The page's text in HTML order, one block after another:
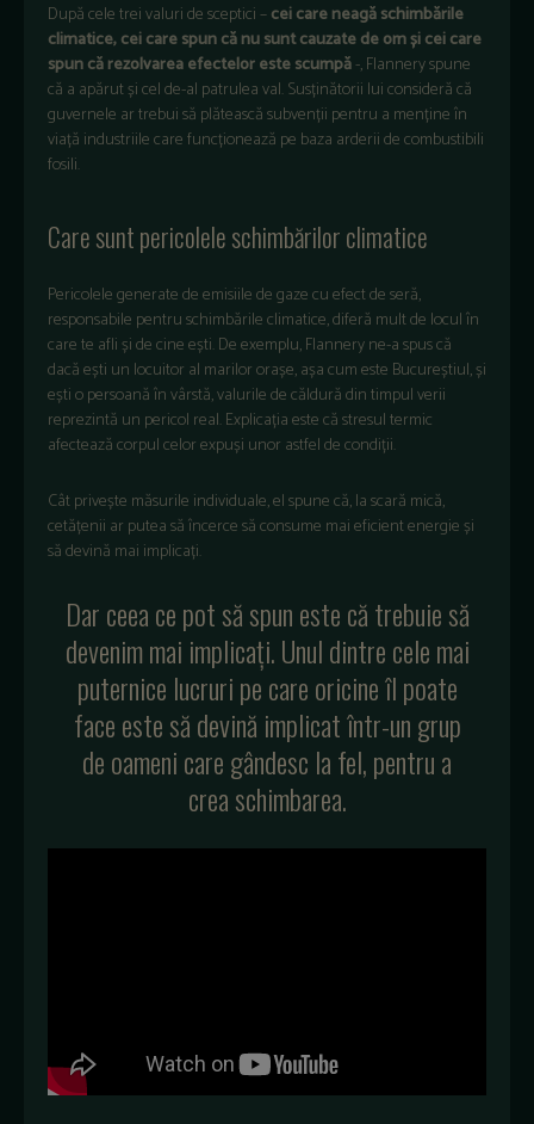
După cele trei valuri de sceptici –cei care neagă schimbările
climatice, cei care spun că nu sunt cauzate de om și cei care
spun că rezolvarea efectelor este scumpă-, Flannery spune
că a apărut și cel de-al patrulea val. Susținătorii lui consideră că
guvernele ar trebui să plătească subvenții pentru a menține în
viață industriile care funcționează pe baza arderii de combustibili
fosili.
Care sunt pericolele schimbărilor climatice
Pericolele generate de emisiile de gaze cu efect de seră,
responsabile pentru schimbările climatice, diferă mult de locul în
care te afli și de cine ești. De exemplu, Flannery ne-a spus că
dacă ești un locuitor al marilor orașe, așa cum este Bucureștiul, și
ești o persoană în vârstă, valurile de căldură din timpul verii
reprezintă un pericol real. Explicația este că stresul termic
afectează corpul celor expuși unor astfel de condiții.
Cât privește măsurile individuale, el spune că, la scară mică,
cetățenii ar putea să încerce să consume mai eficient energie și
să devină mai implicați.
Dar ceea ce pot să spun este că trebuie să
devenim mai implicați. Unul dintre cele mai
puternice lucruri pe care oricine îl poate
face este să devină implicat într-un grup
de oameni care gândesc la fel, pentru a
crea schimbarea.